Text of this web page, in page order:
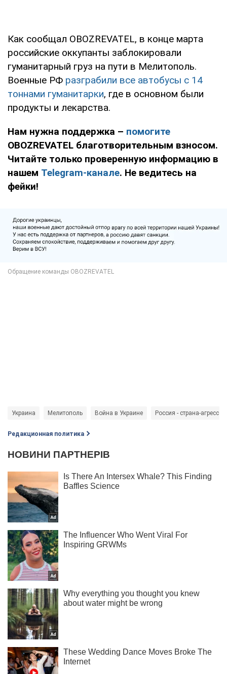
Как сообщал OBOZREVATEL, в конце марта
российские оккупанты заблокировали
гуманитарный груз на пути в Мелитополь.
Военные РФ разграбили все автобусы с 14
тоннами гуманитарки, где в основном были
продукты и лекарства.
Нам нужна поддержка – помогите
OBOZREVATEL благотворительным взносом.
Читайте только проверенную информацию в
нашем Telegram-канале. Не ведитесь на
фейки!
Украина Мелитополь Война в Украине Россия - страна-агрессор
Редакционная политика